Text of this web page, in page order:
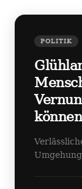
POLITIK